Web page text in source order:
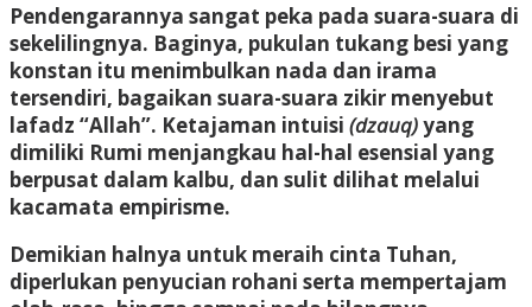
Pendengarannya sangat peka pada suara-suara di
sekelilingnya. Baginya, pukulan tukang besi yang
konstan itu menimbulkan nada dan irama
tersendiri, bagaikan suara-suara zikir menyebut
lafadz “Allah”. Ketajaman intuisi (dzauq)yang
dimiliki Rumi menjangkau hal-hal esensial yang
berpusat dalam kalbu, dan sulit dilihat melalui
kacamata empirisme.
Demikian halnya untuk meraih cinta Tuhan,
diperlukan penyucian rohani serta mempertajam